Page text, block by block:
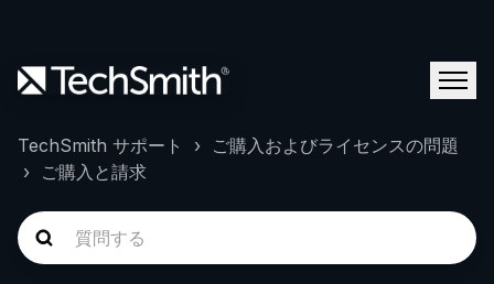
TechSmith サポート
ご購入およびライセンスの問題
ご購入と請求